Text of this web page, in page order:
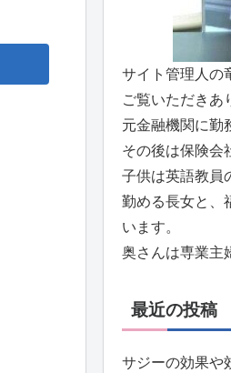
サイト管理人の
ご覧いただきあ
元金融機関に勤
その後は保険会
子供は英語教員
勤める長女と、
います。
奥さんは専業主
最近の投稿
サジーの効果や